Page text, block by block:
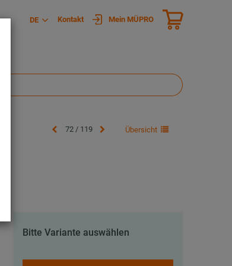
DE Kontakt Mein MÜPRO
72 / 119 Übersicht
Bitte Variante auswählen